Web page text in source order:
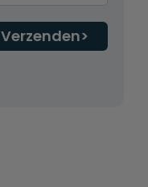
Verzenden